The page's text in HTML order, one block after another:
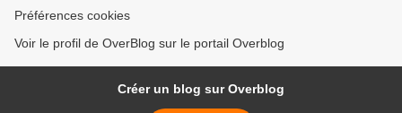
Préférences cookies
Voir le profil de OverBlog sur le portail Overblog
Créer un blog sur Overblog